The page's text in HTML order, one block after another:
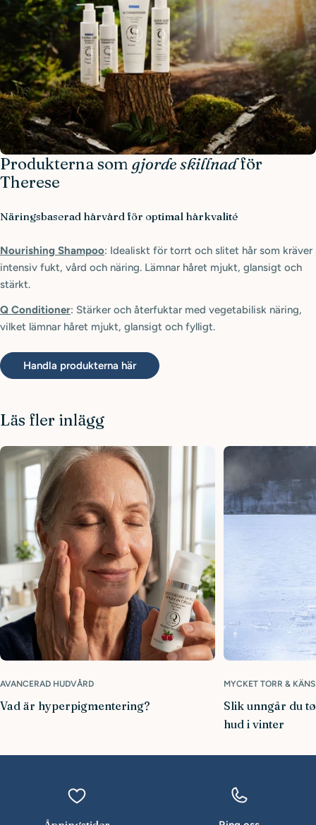
Produkterna som gjorde skillnadför
Therese
Näringsbaserad hårvård för optimal hårkvalité
Nourishing Shampoo: Idealiskt för torrt och slitet hår som kräver
intensiv fukt, vård och näring. Lämnar håret mjukt, glansigt och
stärkt.
Q Conditioner: Stärker och återfuktar med vegetabilisk näring,
vilket lämnar håret mjukt, glansigt och fylligt.
Handla produkterna här
Läs fler inlägg
AVANCERAD HUDVÅRD
Vad är hyperpigmentering?
MYCKET TORR &
Slik unngår du
hud i vinter